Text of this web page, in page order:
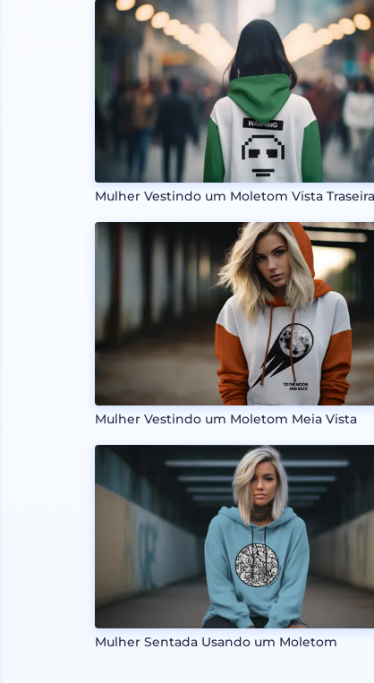
Mulher Vestindo um Moletom Vista Traseira
Mulher Vestindo um Moletom Meia Vista
Mulher Sentada Usando um Moletom